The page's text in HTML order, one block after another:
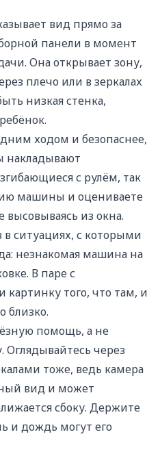
вид прямо за
панели в момент
Она открывает зону,
плечо или в зеркалах
низкая стенка,
ходом и безопаснее,
накладывают
с рулём, так
машины и оцениваете
высовываясь из окна.
в ситуациях, с которыми
незнакомая машина на
В паре с
картинку того, что там, и
близко.
помощь, а не
через
тоже, ведь камера
вид и может
сбоку. Держите
и дождь могут его